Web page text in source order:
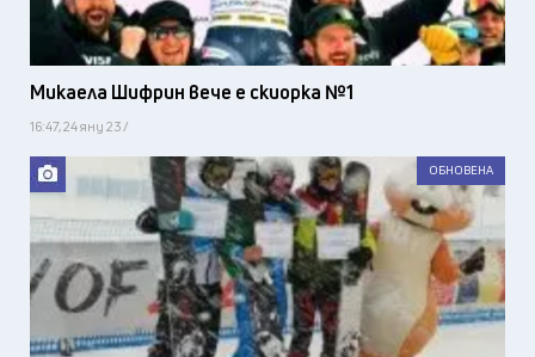
Микаела Шифрин вече е скиорка №1
16:47, 24 яну 23 /
ОБНОВЕНА